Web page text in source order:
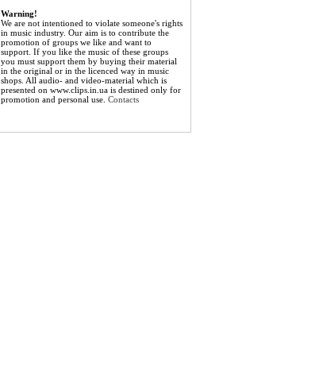
Warning!
We are not intentioned to violate someone's rights
in music industry. Our aim is to contribute the
promotion of groups we like and want to
support. If you like the music of these groups
you must support them by buying their material
in the original or in the licenced way in music
shops. All audio- and video-material which is
presented on www.clips.in.ua is destined only for
promotion and personal use. Contacts